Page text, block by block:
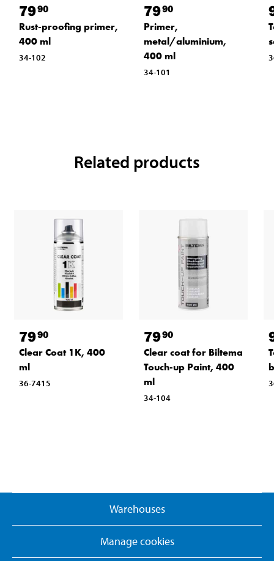
7990
Rust-proofing primer,
400 ml
34-102
7990
Primer,
metal/aluminium,
400 ml
34-101
Related products
7990
Clear Coat 1K, 400
ml
36-7415
7990
Clear coat for Biltema
Touch-up Paint, 400
ml
34-104
Warehouses
Manage cookies